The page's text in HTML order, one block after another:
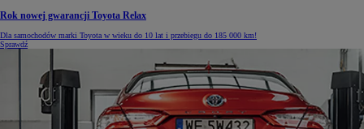
Rok nowej gwarancji Toyota Relax
Dla samochodów marki Toyota w wieku do 10 lat i przebiegu do 185 000 km!
Sprawdź